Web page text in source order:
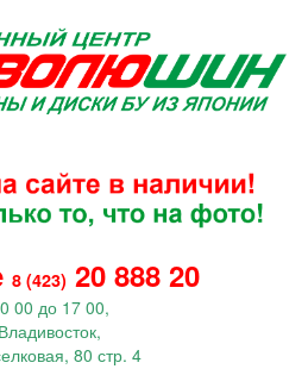
8 (423) 20 888 20
00 до 17 00,
80 стр. 4